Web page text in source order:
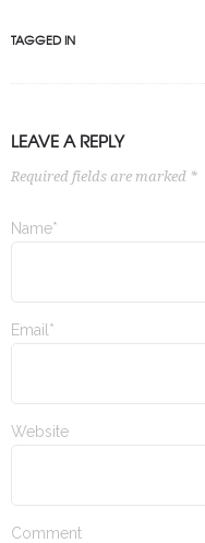
TAGGED IN
LEAVE A REPLY
Required fields are marked *
Name*
Email*
Website
Comment